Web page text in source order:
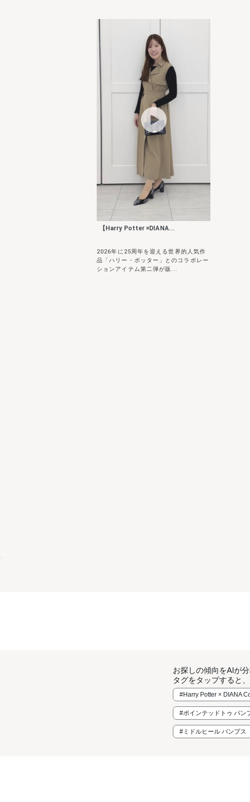
【Harry Potter ×DIANA...
2026年に25周年を迎える世界的人気作
品「ハリー・ポッター」とのコラボレー
ションアイテム第二弾が販...
お探しの傾向をAIが
タグをタップすると
#Harry Potter × DIANA
#ポインテッドトゥ パン
#ミドルヒール パンプス